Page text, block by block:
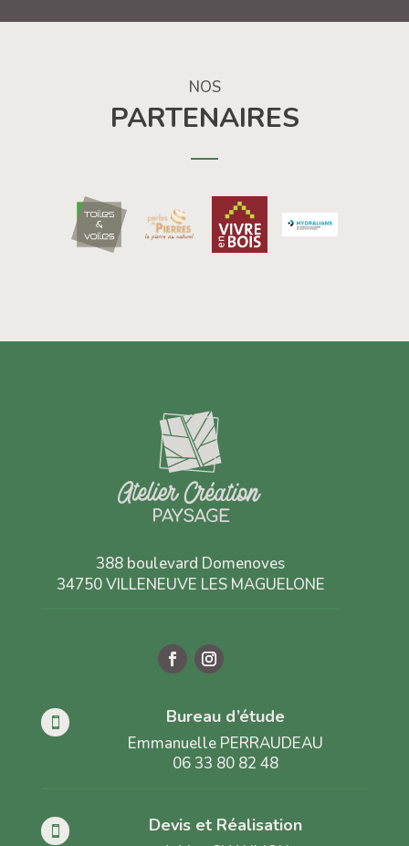
NOS
PARTENAIRES
388 boulevard Domenoves
34750 VILLENEUVE LES MAGUELONE
 Bureau d’étude
Emmanuelle PERRAUDEAU
06 33 80 82 48
 Devis et Réalisation